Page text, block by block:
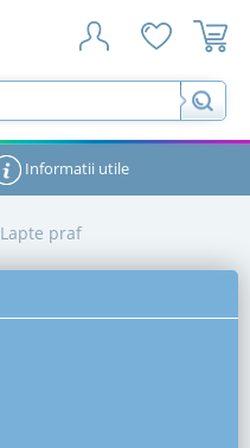
Informatii utile
Lapte praf